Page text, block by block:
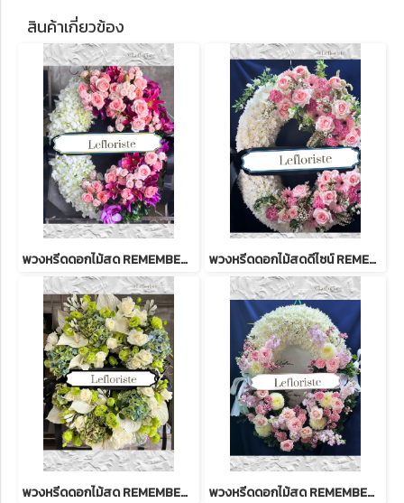
สินค้าเกี่ยวข้อง
พวงหรีดดอกไม้สด REMEMBER 58 ดีไซน์สง่างาม | บริการส่งด่วนถึงวัด พวงหรีดดอกไม้สดดีไซน์ REMEMBER 67 สง่างาม | บริการส่งด่วนถึงวัด
พวงหรีดดอกไม้สด REMEMBER 56 ดีไซน์สง่างาม | บริการส่งด่วนถึงวัด พวงหรีดดอกไม้สด REMEMBER 60 ดีไซน์สง่างาม | บริการส่งด่วนถึงวัด